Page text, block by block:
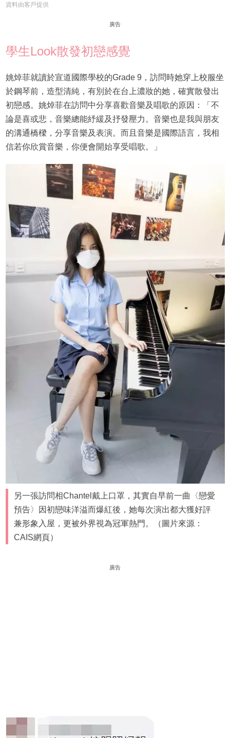
資料由客戶提供
廣告
學生Look散發初戀感覺
姚焯菲就讀於宣道國際學校的Grade 9，訪問時她穿上校服坐
於鋼琴前，造型清純，有別於在台上濃妝的她，確實散發出
初戀感。姚焯菲在訪問中分享喜歡音樂及唱歌的原因：「不
論是喜或悲，音樂總能紓緩及抒發壓力。音樂也是我與朋友
的溝通橋樑，分享音樂及表演。而且音樂是國際語言，我相
信若你欣賞音樂，你便會開始享受唱歌。」
另一張訪問相Chantel戴上口罩，其實自早前一曲〈戀愛
預告〉因初戀味洋溢而爆紅後，她每次演出都大獲好評
兼形象入屋，更被外界視為冠軍熱門。（圖片來源：
CAIS網頁）
廣告